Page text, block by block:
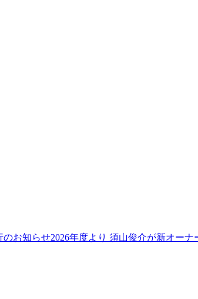
お知らせ2026年度より 須山俊介が新オーナ